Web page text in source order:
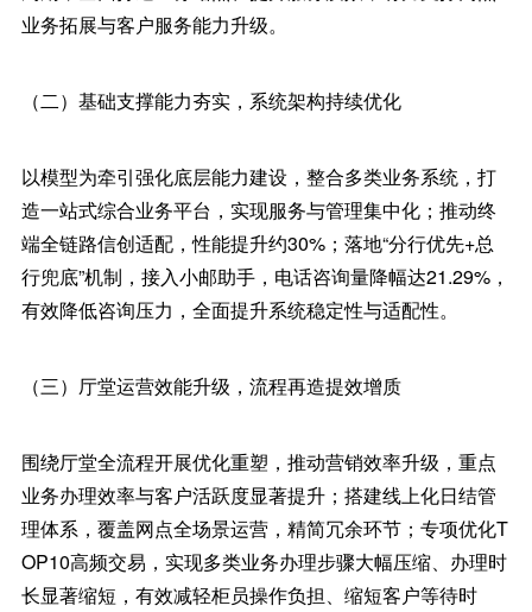
业务拓展与客户服务能力升级。
（二）基础支撑能力夯实，系统架构持续优化
以模型为牵引强化底层能力建设，整合多类业务系统，打
造一站式综合业务平台，实现服务与管理集中化；推动终
端全链路信创适配，性能提升约30%；落地“分行优先+总
行兜底”机制，接入小邮助手，电话咨询量降幅达21.29%，
有效降低咨询压力，全面提升系统稳定性与适配性。
（三）厅堂运营效能升级，流程再造提效增质
围绕厅堂全流程开展优化重塑，推动营销效率升级，重点
业务办理效率与客户活跃度显著提升；搭建线上化日结管
理体系，覆盖网点全场景运营，精简冗余环节；专项优化T
OP10高频交易，实现多类业务办理步骤大幅压缩、办理时
长显著缩短，有效减轻柜员操作负担、缩短客户等待时